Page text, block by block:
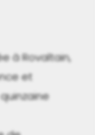
à Rovaltain,
et